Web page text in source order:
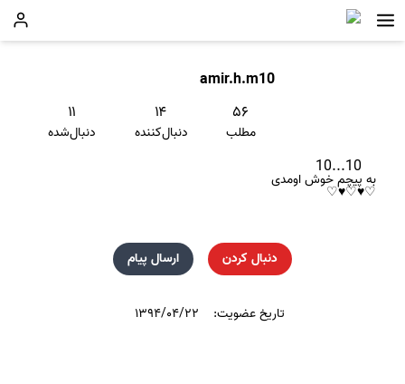
amir.h.m10
۵۶
مطلب
۱۴
دنبال‌کننده
۱۱
دنبال‌شده
10...10
به پیچم خوش اومدی
♡♥♡♥♡
دنبال کردن ارسال پیام
تاریخ عضویت: ۱۳۹۴/۰۴/۲۲